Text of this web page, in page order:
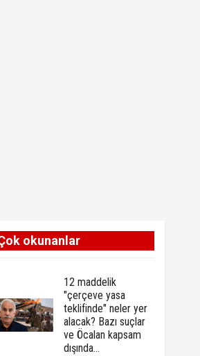
okunanlar
12 maddelik
"çerçeve yasa
teklifinde" neler yer
alacak? Bazı suçlar
ve Öcalan kapsam
dışında…